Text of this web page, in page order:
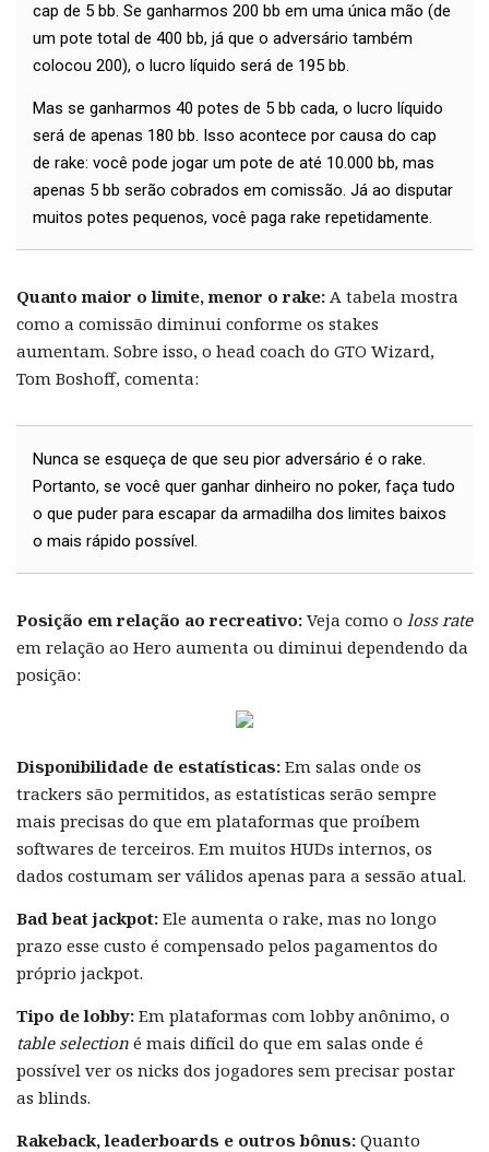
cap de 5 bb. Se ganharmos 200 bb em uma única mão (de
um pote total de 400 bb, já que o adversário também
colocou 200), o lucro líquido será de 195 bb.
Mas se ganharmos 40 potes de 5 bb cada, o lucro líquido
será de apenas 180 bb. Isso acontece por causa do cap
de rake: você pode jogar um pote de até 10.000 bb, mas
apenas 5 bb serão cobrados em comissão. Já ao disputar
muitos potes pequenos, você paga rake repetidamente.
Quanto maior o limite, menor o rake: A tabela mostra
como a comissão diminui conforme os stakes
aumentam. Sobre isso, o head coach do GTO Wizard,
Tom Boshoff, comenta:
Nunca se esqueça de que seu pior adversário é o rake.
Portanto, se você quer ganhar dinheiro no poker, faça tudo
o que puder para escapar da armadilha dos limites baixos
o mais rápido possível.
Posição em relação ao recreativo: Veja como o loss rate
em relação ao Hero aumenta ou diminui dependendo da
posição:
Disponibilidade de estatísticas: Em salas onde os
trackers são permitidos, as estatísticas serão sempre
mais precisas do que em plataformas que proíbem
softwares de terceiros. Em muitos HUDs internos, os
dados costumam ser válidos apenas para a sessão atual.
Bad beat jackpot: Ele aumenta o rake, mas no longo
prazo esse custo é compensado pelos pagamentos do
próprio jackpot.
Tipo de lobby: Em plataformas com lobby anônimo, o
table selection é mais difícil do que em salas onde é
possível ver os nicks dos jogadores sem precisar postar
as blinds.
Rakeback, leaderboards e outros bônus: Quanto